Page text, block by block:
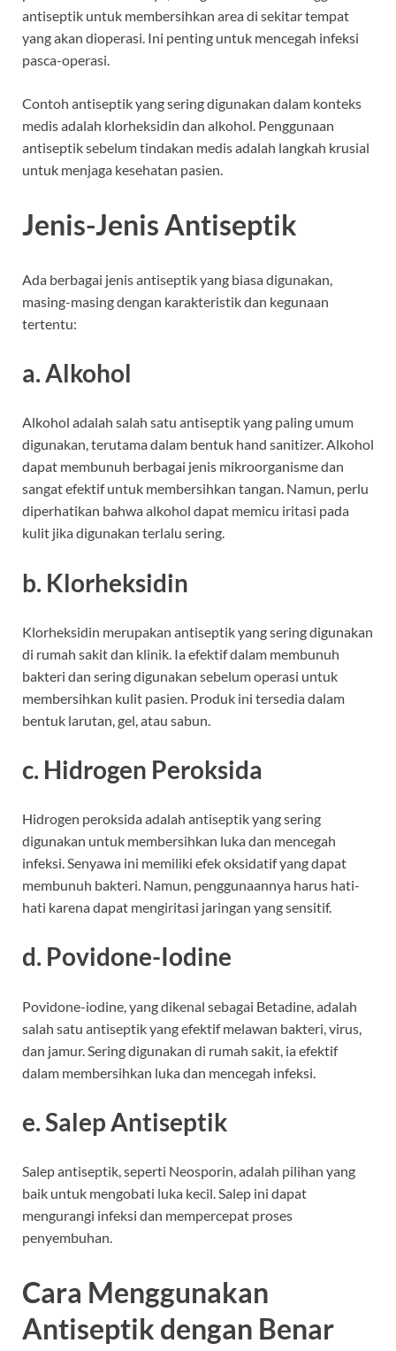
antiseptik untuk membersihkan area di sekitar tempat
yang akan dioperasi. Ini penting untuk mencegah infeksi
pasca-operasi.
Contoh antiseptik yang sering digunakan dalam konteks
medis adalah klorheksidin dan alkohol. Penggunaan
antiseptik sebelum tindakan medis adalah langkah krusial
untuk menjaga kesehatan pasien.
Jenis-Jenis Antiseptik
Ada berbagai jenis antiseptik yang biasa digunakan,
masing-masing dengan karakteristik dan kegunaan
tertentu:
a. Alkohol
Alkohol adalah salah satu antiseptik yang paling umum
digunakan, terutama dalam bentuk hand sanitizer. Alkohol
dapat membunuh berbagai jenis mikroorganisme dan
sangat efektif untuk membersihkan tangan. Namun, perlu
diperhatikan bahwa alkohol dapat memicu iritasi pada
kulit jika digunakan terlalu sering.
b. Klorheksidin
Klorheksidin merupakan antiseptik yang sering digunakan
di rumah sakit dan klinik. Ia efektif dalam membunuh
bakteri dan sering digunakan sebelum operasi untuk
membersihkan kulit pasien. Produk ini tersedia dalam
bentuk larutan, gel, atau sabun.
c. Hidrogen Peroksida
Hidrogen peroksida adalah antiseptik yang sering
digunakan untuk membersihkan luka dan mencegah
infeksi. Senyawa ini memiliki efek oksidatif yang dapat
membunuh bakteri. Namun, penggunaannya harus hati-
hati karena dapat mengiritasi jaringan yang sensitif.
d. Povidone-Iodine
Povidone-iodine, yang dikenal sebagai Betadine, adalah
salah satu antiseptik yang efektif melawan bakteri, virus,
dan jamur. Sering digunakan di rumah sakit, ia efektif
dalam membersihkan luka dan mencegah infeksi.
e. Salep Antiseptik
Salep antiseptik, seperti Neosporin, adalah pilihan yang
baik untuk mengobati luka kecil. Salep ini dapat
mengurangi infeksi dan mempercepat proses
penyembuhan.
Cara Menggunakan
Antiseptik dengan Benar